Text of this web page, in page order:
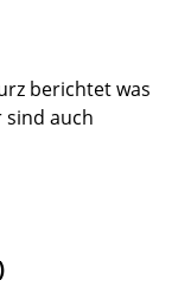
berichtet was
auch